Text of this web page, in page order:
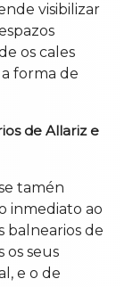
visibilizar
os cales
forma de
de Allariz e
tamén
inmediato ao
balnearios de
os seus
e o de